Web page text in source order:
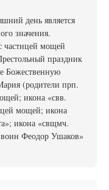
день является
значения.
частицей мощей
праздник
Божественную
(родители прп.
икона «свв.
мощей; икона
икона «свщмч.
Феодор Ушаков»